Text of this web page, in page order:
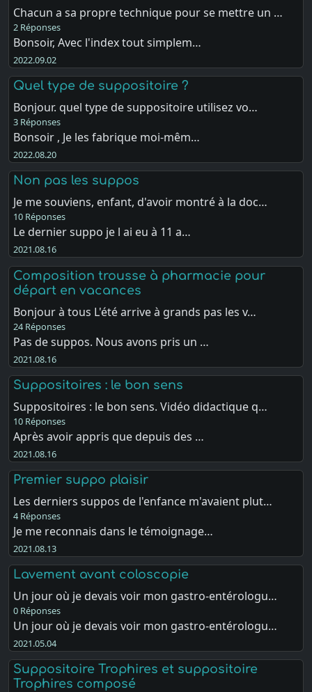
Chacun a sa propre technique pour se mettre un …
2 Réponses
Bonsoir, Avec l'index tout simplem…
2022.09.02
Quel type de suppositoire ?
Bonjour. quel type de suppositoire utilisez vo…
3 Réponses
Bonsoir , Je les fabrique moi-mêm…
2022.08.20
Non pas les suppos
Je me souviens, enfant, d'avoir montré à la doc…
10 Réponses
Le dernier suppo je l ai eu à 11 a…
2021.08.16
Composition trousse à pharmacie pour
départ en vacances
Bonjour à tous L'été arrive à grands pas les v…
24 Réponses
Pas de suppos. Nous avons pris un …
2021.08.16
Suppositoires : le bon sens
Suppositoires : le bon sens. Vidéo didactique q…
10 Réponses
Après avoir appris que depuis des …
2021.08.16
Premier suppo plaisir
Les derniers suppos de l'enfance m'avaient plut…
4 Réponses
Je me reconnais dans le témoignage…
2021.08.13
Lavement avant coloscopie
Un jour où je devais voir mon gastro-entérologu…
0 Réponses
Un jour où je devais voir mon gastro-entérologu…
2021.05.04
Suppositoire Trophires et suppositoire
Trophires composé